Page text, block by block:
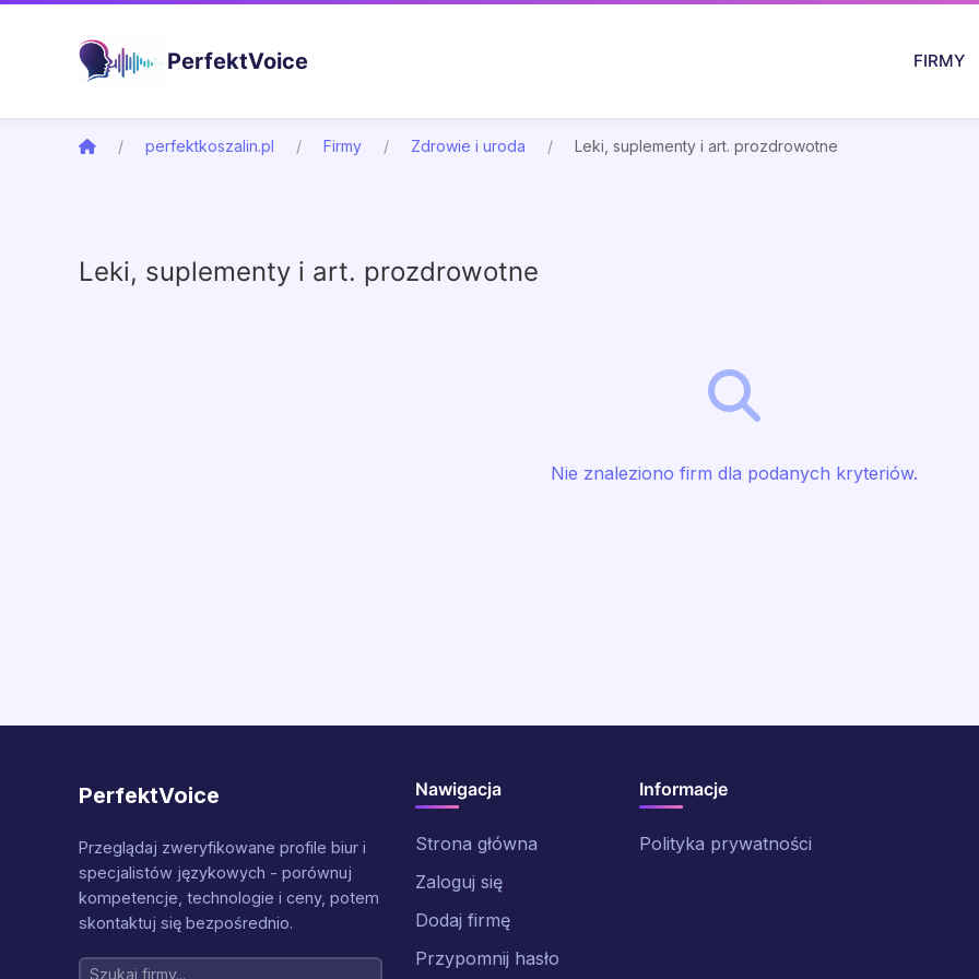
PerfektVoice FIRMY
perfektkoszalin.pl Firmy Zdrowie i uroda Leki, suplementy i art. prozdrowotne
Leki, suplementy i art. prozdrowotne
Nie znaleziono firm dla podanych kryteriów.
PerfektVoice
Przeglądaj zweryfikowane profile biur i
specjalistów językowych - porównuj
kompetencje, technologie i ceny, potem
skontaktuj się bezpośrednio.
Nawigacja
Strona główna
Zaloguj się
Dodaj firmę
Przypomnij hasło
Informacje
Polityka prywatności